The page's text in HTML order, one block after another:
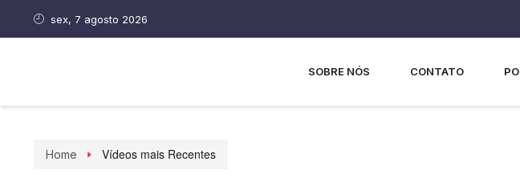
sex, 7 agosto 2026
SOBRE NÓS CONTATO
Home Vídeos mais Recentes